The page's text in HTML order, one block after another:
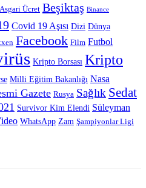
Asgari Ücret Beşiktaş Binance
Covid 19 Aşısı Dizi Dünya
Facebook Film Futbol
Kripto Borsası Kripto
Milli Eğitim Bakanlığı Nasa
Gazete Rusya Sağlık Sedat
Survivor Kim Elendi Süleyman
WhatsApp Zam Şampiyonlar Ligi